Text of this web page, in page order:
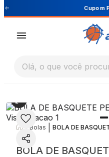
Cupom
Olá, o que você
Bolas BOLA DE
BOLA DE